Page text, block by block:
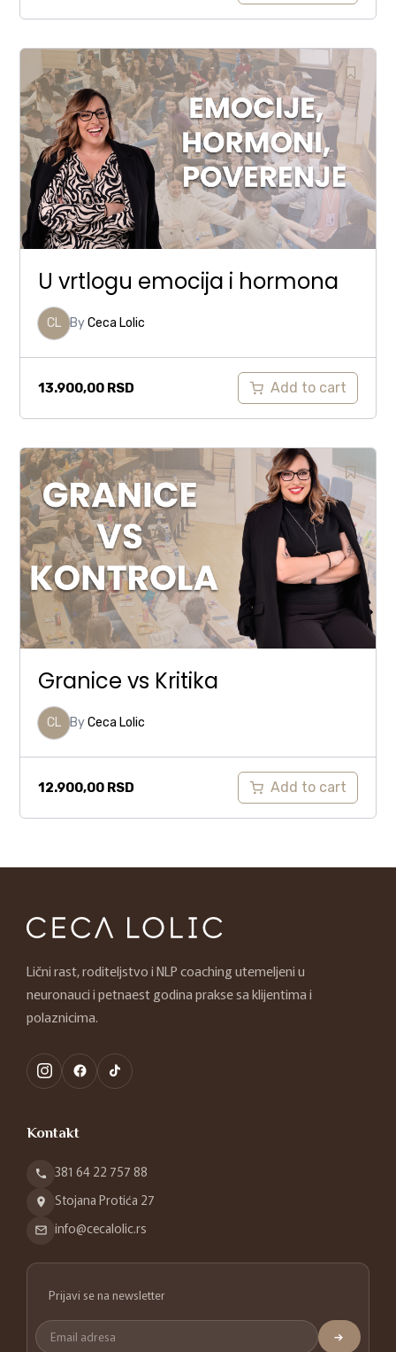
U vrtlogu emocija i hormona
CL ByCeca Lolic
13.900,00 RSD Add to cart
Granice vs Kritika
CL ByCeca Lolic
12.900,00 RSD Add to cart
Lični rast, roditeljstvo i NLP coaching utemeljeni u
neuronauci i petnaest godina prakse sa klijentima i
polaznicima.
Kontakt
381 64 22 757 88
Stojana Protića 27
info@cecalolic.rs
Prijavi se na newsletter
→